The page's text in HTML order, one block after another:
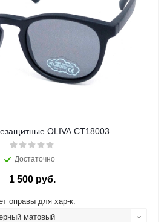
OLIVA CT18003
Достаточно
1 500 руб.
оправы для хар-к:
матовый